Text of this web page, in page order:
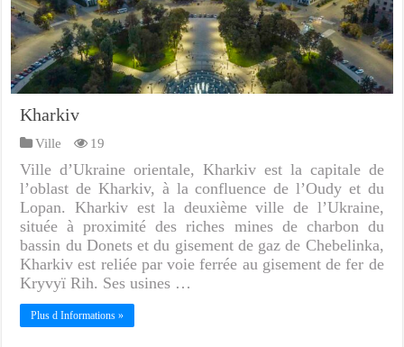
Kharkiv
Ville 19
Ville d’Ukraine orientale, Kharkiv est la capitale de
l’oblast de Kharkiv, à la confluence de l’Oudy et du
Lopan. Kharkiv est la deuxième ville de l’Ukraine,
située à proximité des riches mines de charbon du
bassin du Donets et du gisement de gaz de Chebelinka,
Kharkiv est reliée par voie ferrée au gisement de fer de
Kryvyï Rih. Ses usines …
Plus d Informations »